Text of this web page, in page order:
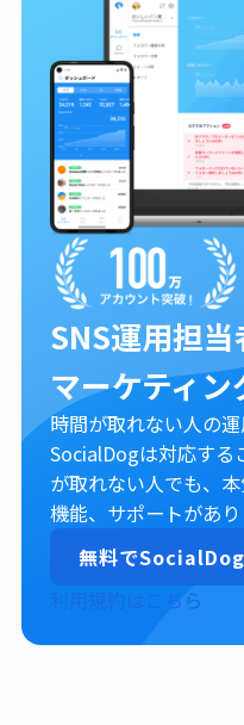
SNS運用担
マーケティ
時間が取れない人の
SocialDogは対応する
が取れない人でも、
機能、サポートがあり
無料で
利用規約はこちら